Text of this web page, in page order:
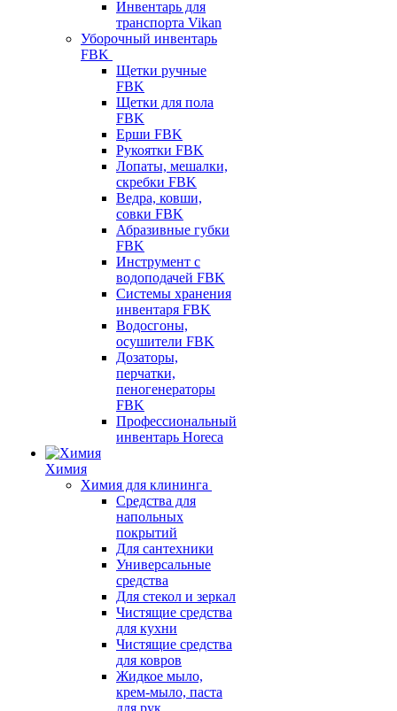
Инвентарь для
транспорта Vikan
Уборочный инвентарь
FBK
Щетки ручные
FBK
Щетки для пола
FBK
Ерши FBK
Рукоятки FBK
Лопаты, мешалки,
скребки FBK
Ведра, ковши,
совки FBK
Абразивные губки
FBK
Инструмент с
водоподачей FBK
Системы хранения
инвентаря FBK
Водосгоны,
осушители FBK
Дозаторы,
перчатки,
пеногенераторы
FBK
Профессиональный
инвентарь Horeca
Химия
Химия для клининга
Средства для
напольных
покрытий
Для сантехники
Универсальные
средства
Для стекол и зеркал
Чистящие средства
для кухни
Чистящие средства
для ковров
Жидкое мыло,
крем-мыло, паста
для рук